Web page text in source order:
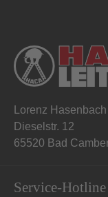
Lorenz
Dieselstr. 12
65520 Bad
Service-Hotline